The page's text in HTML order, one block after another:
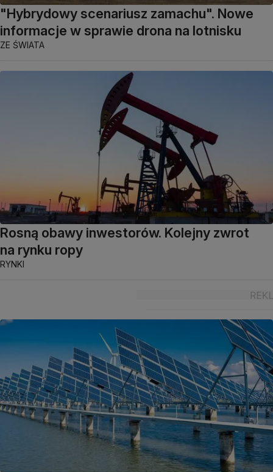
"Hybrydowy scenariusz zamachu". Nowe
informacje w sprawie drona na lotnisku
ZE ŚWIATA
Rosną obawy inwestorów. Kolejny zwrot
na rynku ropy
RYNKI